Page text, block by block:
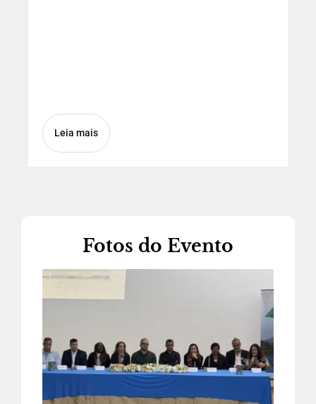
Leia mais
Fotos do Evento